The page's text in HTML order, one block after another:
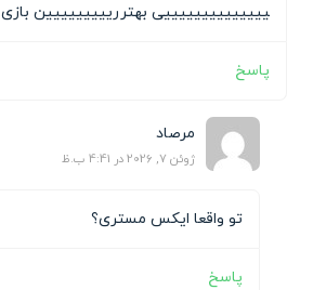
ییییییییییییییی بهتررییییییییین بازی
پاسخ
مرصاد
ژوئن 7, 2026 در 4:41 ب.ظ
تو واقعا ایکس مستری؟
پاسخ